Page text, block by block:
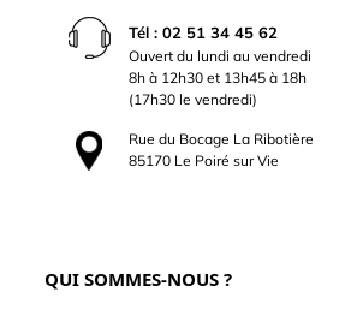
Tél : 02 51 34 45 62
Ouvert du lundi au vendredi
8h à 12h30 et 13h45 à 18h
(17h30 le vendredi)
Rue du Bocage La Ribotière
85170 Le Poiré sur Vie
QUI SOMMES-NOUS ?